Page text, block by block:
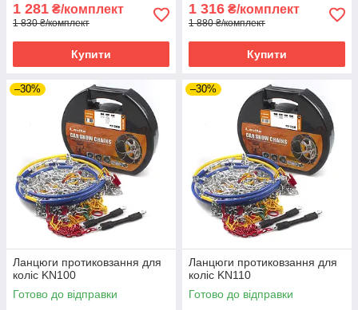
1 281 ₴/комплект
1 830 ₴/комплект
Купити
1 316 ₴/комплект
1 880 ₴/комплект
Купити
–30%
Ланцюги протиковзання для
коліс KN100
Готово до відправки
–30%
Ланцюги протиковзання для
коліс KN110
Готово до відправки